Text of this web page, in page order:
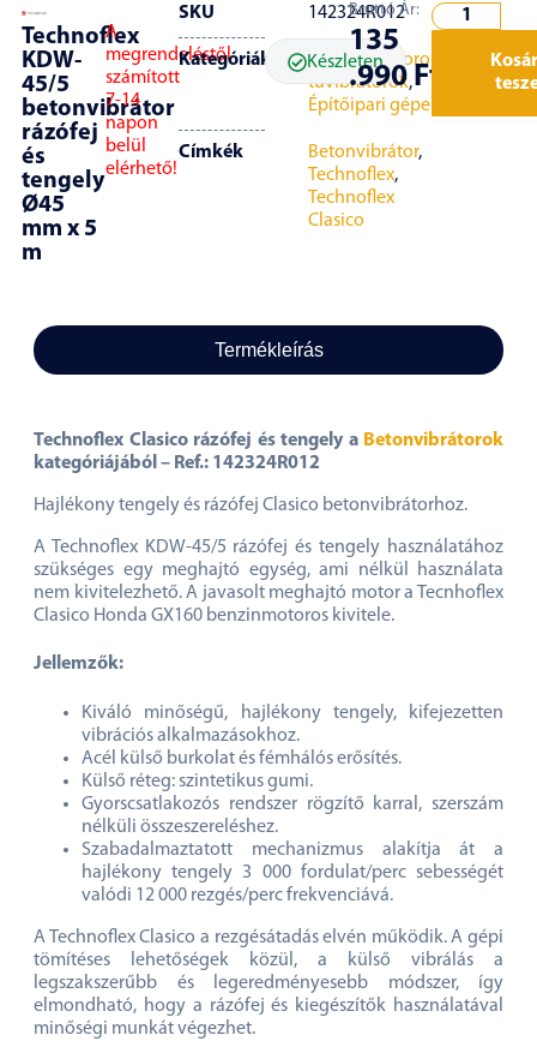
Technoflex
KDW-
45/5
betonvibrátor
rázófej
és
tengely
Ø45
mm x 5
m
A
megrendeléstől
számított
7-14
napon
belül
elérhető!
SKU 142324R012
Kategóriák
Betonvibrátorok,
tűvibrátorok,
Építőipari gépek
Címkék Betonvibrátor,
Technoflex,
Technoflex
Clasico
Készleten
Bruttó Ár:
135
.990 Ft
Termékleírás
Technoflex Clasico rázófej és tengely a Betonvibrátorok
kategóriájából – Ref.: 142324R012
Hajlékony tengely és rázófej Clasico betonvibrátorhoz.
A Technoflex KDW-45/5 rázófej és tengely használatához
szükséges egy meghajtó egység, ami nélkül használata
nem kivitelezhető. A javasolt meghajtó motor a Tecnhoflex
Clasico Honda GX160 benzinmotoros kivitele.
Jellemzők:
Kiváló minőségű, hajlékony tengely, kifejezetten
vibrációs alkalmazásokhoz.
Acél külső burkolat és fémhálós erősítés.
Külső réteg: szintetikus gumi.
Gyorscsatlakozós rendszer rögzítő karral, szerszám
nélküli összeszereléshez.
Szabadalmaztatott mechanizmus alakítja át a
hajlékony tengely 3 000 fordulat/perc sebességét
valódi 12 000 rezgés/perc frekvenciává.
A Technoflex Clasico a rezgésátadás elvén működik. A gépi
tömítéses lehetőségek közül, a külső vibrálás a
legszakszerűbb és legeredményesebb módszer, így
elmondható, hogy a rázófej és kiegészítők használatával
minőségi munkát végezhet.